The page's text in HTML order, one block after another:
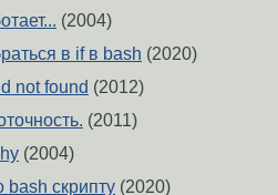
(2004)
в if в bash (2020)
not found (2012)
(2011)
(2004)
bash скрипту (2020)